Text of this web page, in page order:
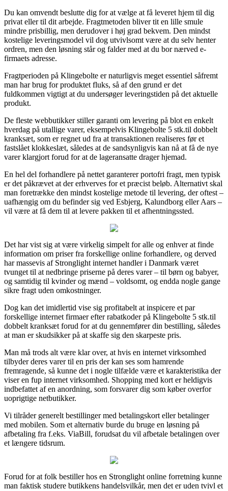
Du kan omvendt beslutte dig for at vælge at få leveret hjem til dig
privat eller til dit arbejde. Fragtmetoden bliver tit en lille smule
mindre prisbillig, men derudover i høj grad bekvem. Den mindst
kostelige leveringsmodel vil dog utvivlsomt være at du selv henter
ordren, men den løsning står og falder med at du bor nærved e-
firmaets adresse.
Fragtperioden på Klingebolte er naturligvis meget essentiel såfremt
man har brug for produktet fluks, så af den grund er det
fuldkommen vigtigt at du undersøger leveringstiden på det aktuelle
produkt.
De fleste webbutikker stiller garanti om levering på blot en enkelt
hverdag på utallige varer, eksempelvis Klingebolte 5 stk.til dobbelt
kranksæt, som er regnet ud fra at transaktionen realiseres før et
fastslået klokkeslæt, således at de sandsynligvis kan nå at få de nye
varer klargjort forud for at de lageransatte drager hjemad.
En hel del forhandlere på nettet garanterer portofri fragt, men typisk
er det påkrævet at der erhverves for et præcist beløb. Alternativt skal
man foretrække den mindst kostelige metode til levering, der oftest –
uafhængig om du befinder sig ved Esbjerg, Kalundborg eller Aars –
vil være at få dem til at levere pakken til et afhentningssted.
Det har vist sig at være virkelig simpelt for alle og enhver at finde
information om priser fra forskellige online forhandlere, og derved
har massevis af Stronglight internet handler i Danmark været
tvunget til at nedbringe priserne på deres varer – til børn og babyer,
og samtidig til kvinder og mænd – voldsomt, og endda nogle gange
sikre fragt uden omkostninger.
Dog kan det imidlertid vise sig profitabelt at inspicere et par
forskellige internet firmaer efter rabatkoder på Klingebolte 5 stk.til
dobbelt kranksæt forud for at du gennemfører din bestilling, således
at man er skudsikker på at skaffe sig den skarpeste pris.
Man må trods alt være klar over, at hvis en internet virksomhed
tilbyder deres varer til en pris der kan ses som hamrende
fremragende, så kunne det i nogle tilfælde være et karakteristika der
viser en fup internet virksomhed. Shopping med kort er heldigvis
indbefattet af en anordning, som forsvarer dig som køber overfor
uoprigtige netbutikker.
Vi tilråder generelt bestillinger med betalingskort eller betalinger
med mobilen. Som et alternativ burde du bruge en løsning på
afbetaling fra f.eks. ViaBill, forudsat du vil afbetale betalingen over
et længere tidsrum.
Forud for at folk bestiller hos en Stronglight online forretning kunne
man faktisk studere butikkens handelsvilkår, men det er uden tvivl et